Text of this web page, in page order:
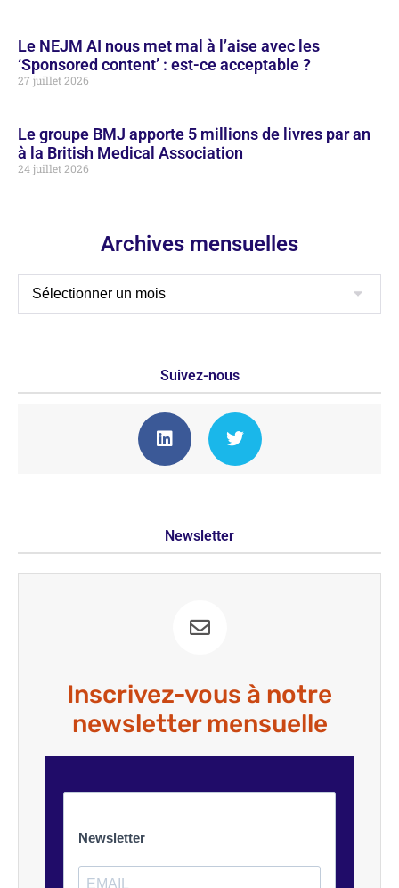
Le NEJM AI nous met mal à l’aise avec les
‘Sponsored content’ : est-ce acceptable ?
27 juillet 2026
Le groupe BMJ apporte 5 millions de livres par an
à la British Medical Association
24 juillet 2026
Archives mensuelles
Suivez-nous
Newsletter
Inscrivez-vous à notre
newsletter mensuelle